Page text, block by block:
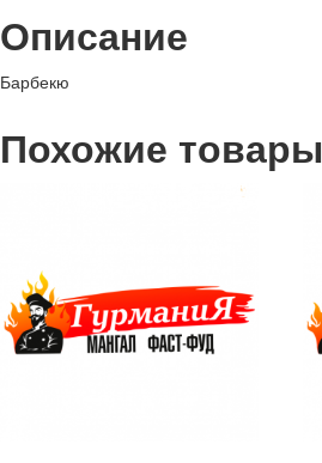
Описание
Барбекю
Похожие товары